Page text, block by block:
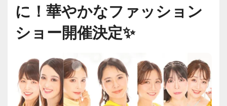
に！華やかなファッション
ショー開催決定✨